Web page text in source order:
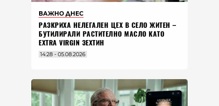
ВАЖНО ДНЕС
РАЗКРИХА НЕЛЕГАЛЕН ЦЕХ В СЕЛО ЖИТЕН –
БУТИЛИРАЛИ РАСТИТЕЛНО МАСЛО КАТО
EXTRA VIRGIN ЗЕХТИН
14:28 - 05.08.2026